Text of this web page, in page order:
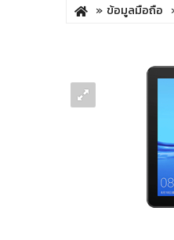
ข้อมูลมือถือ